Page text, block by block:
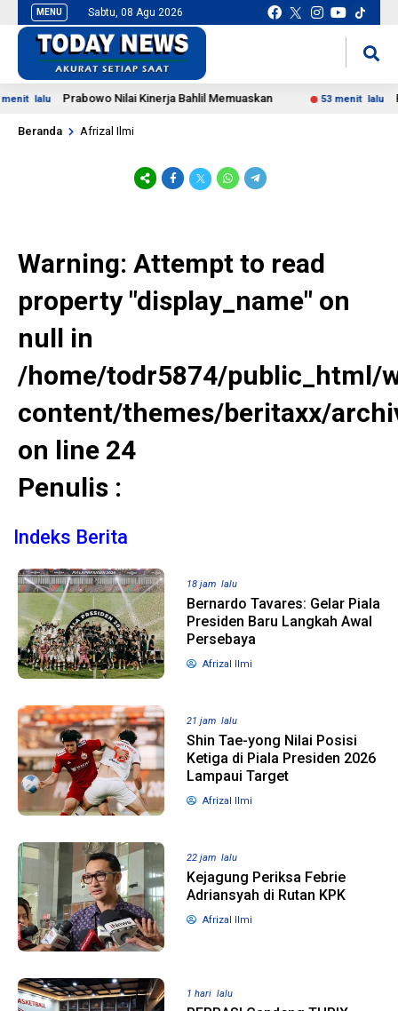
MENU Sabtu, 08 Agu 2026
lalu Prabowo Nilai Kinerja Bahlil Memuaskan 53 menit lalu
Beranda Afrizal Ilmi
Warning: Attempt to read
property "display_name" on
null in
/home/todr5874/public_html/
content/themes/beritaxx/
on line 24
Penulis :
Indeks Berita
18 jam lalu
Bernardo Tavares: Gelar Piala
Presiden Baru Langkah Awal
Persebaya
Afrizal Ilmi
21 jam lalu
Shin Tae-yong Nilai Posisi
Ketiga di Piala Presiden 2026
Lampaui Target
Afrizal Ilmi
22 jam lalu
Kejagung Periksa Febrie
Adriansyah di Rutan KPK
Afrizal Ilmi
1 hari lalu
1 tahun lalu
Pilkada 2024, Legislator